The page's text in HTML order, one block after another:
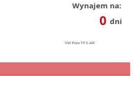
Wynajem na:
0 dni